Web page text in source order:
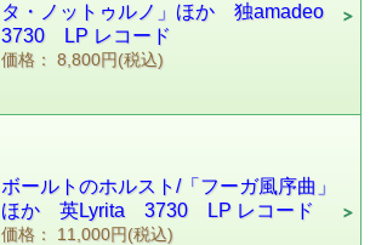
タ・ノットゥルノ」ほか 独amadeo
3730 LP レコード
価格： 8,800円(税込)
ボールトのホルスト/「フーガ風序曲」
ほか 英Lyrita 3730 LP レコード
価格： 11,000円(税込)